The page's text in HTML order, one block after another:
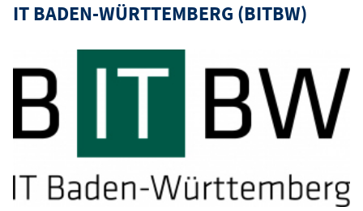
IT BADEN-WÜRTTEMBERG (BITBW)